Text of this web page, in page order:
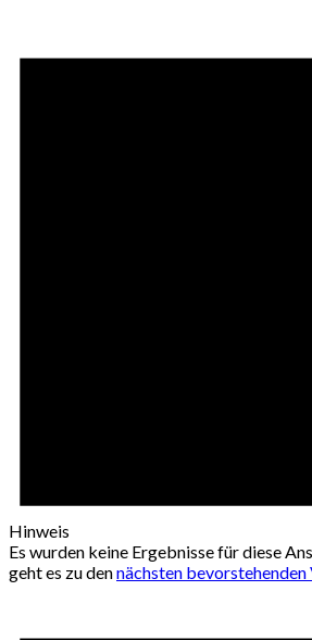
Hinweis
Es wurden keine Ergebnisse für diese
geht es zu dennächsten